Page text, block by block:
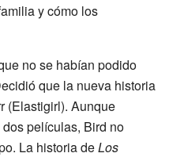
y cómo los
no se habían podido
que la nueva historia
(Elastigirl). Aunque
películas, Bird no
La historia deLos